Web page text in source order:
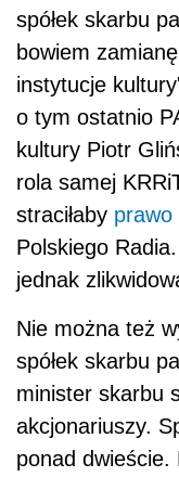
spółek skarbu
bowiem
instytucje
o tym ostatnio
kultury Piotr
rola samej
straciłaby prawo
Polskiego
jednak
Nie można też
spółek skarbu
minister skarbu
akcjonariuszy.
ponad dwieście.